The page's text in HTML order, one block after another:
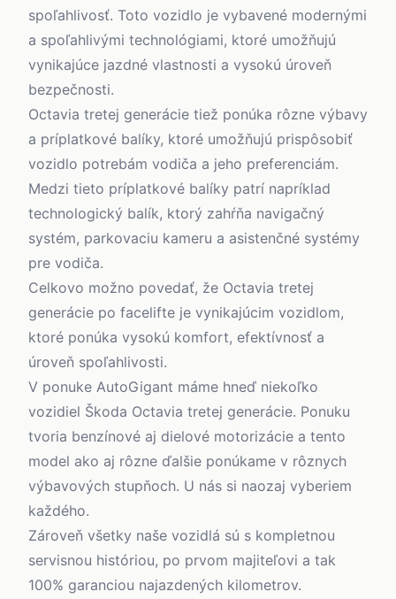
spoľahlivosť. Toto vozidlo je vybavené modernými
a spoľahlivými technológiami, ktoré umožňujú
vynikajúce jazdné vlastnosti a vysokú úroveň
bezpečnosti.
Octavia tretej generácie tiež ponúka rôzne výbavy
a príplatkové balíky, ktoré umožňujú prispôsobiť
vozidlo potrebám vodiča a jeho preferenciám.
Medzi tieto príplatkové balíky patrí napríklad
technologický balík, ktorý zahŕňa navigačný
systém, parkovaciu kameru a asistenčné systémy
pre vodiča.
Celkovo možno povedať, že Octavia tretej
generácie po facelifte je vynikajúcim vozidlom,
ktoré ponúka vysokú komfort, efektívnosť a
úroveň spoľahlivosti.
V ponuke AutoGigant máme hneď niekoľko
vozidiel Škoda Octavia tretej generácie. Ponuku
tvoria benzínové aj dielové motorizácie a tento
model ako aj rôzne ďalšie ponúkame v rôznych
výbavových stupňoch. U nás si naozaj vyberiem
každého.
Zároveň všetky naše vozidlá sú s kompletnou
servisnou históriou, po prvom majiteľovi a tak
100% garanciou najazdených kilometrov.